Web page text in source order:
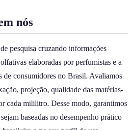
nós
pesquisa cruzando informações
elaboradas por perfumistas e a
de consumidores no Brasil. Avaliamos
projeção, qualidade das matérias-
cada mililitro. Desse modo, garantimos
baseadas no desempenho prático